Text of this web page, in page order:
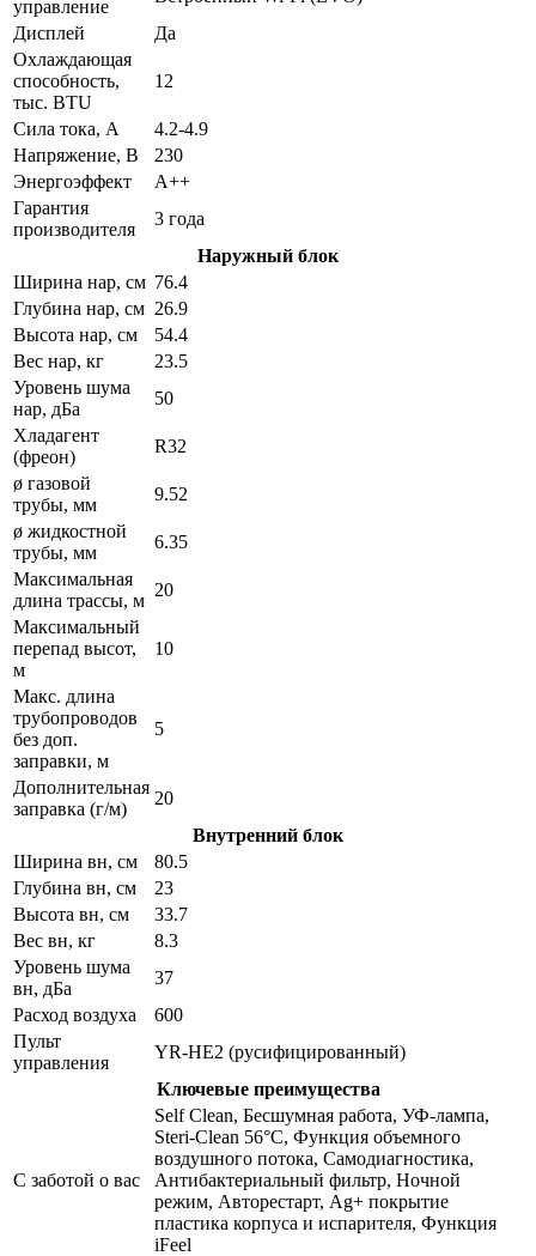
управление
Дисплей
Да
Охлаждающая
способность,
тыс. BTU
12
Сила тока, А
4.2-4.9
Напряжение, В
230
Энергоэффект
А++
Гарантия
производителя
3 года
Наружный блок
Ширина нар, см 76.4
Глубина нар, см 26.9
Высота нар, см
54.4
Вес нар, кг
23.5
Уровень шума
нар, дБа
50
Хладагент
(фреон)
R32
ø газовой
трубы, мм
9.52
ø жидкостной
трубы, мм
6.35
Максимальная
длина трассы, м
20
Максимальный
перепад высот,
м
10
Макс. длина
трубопроводов
без доп.
заправки, м
5
Дополнительная
заправка (г/м)
20
Внутренний блок
Ширина вн, см
80.5
Глубина вн, см
23
Высота вн, см
33.7
Вес вн, кг
8.3
Уровень шума
вн, дБа
37
Расход воздуха
600
Пульт
управления
YR-HE2 (русифицированный)
Ключевые преимущества
С заботой о вас
Self Clean, Беcшумная работа, УФ-лампа,
Steri-Clean 56°C, Функция объемного
воздушного потока, Самодиагностика,
Антибактериальный фильтр, Ночной
режим, Авторестарт, Ag+ покрытие
пластика корпуса и испарителя, Функция
iFeel